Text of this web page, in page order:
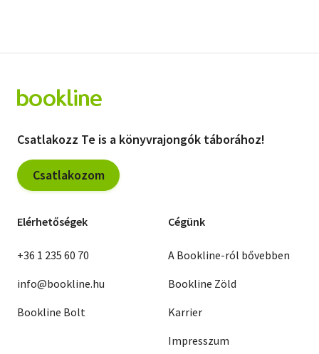
Csatlakozz Te is a könyvrajongók táborához!
Csatlakozom
Elérhetőségek
+36 1 235 60 70
info@bookline.hu
Bookline Bolt
Cégünk
A Bookline-ról bővebben
Bookline Zöld
Karrier
Impresszum